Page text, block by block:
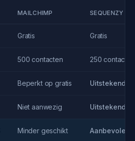
MAILCHIMP SEQUENZY
Gratis Gratis
500 contacten 250 contacten
Beperkt op gratis Uitstekend
Niet aanwezig Uitstekend
Minder geschikt Aanbevolen